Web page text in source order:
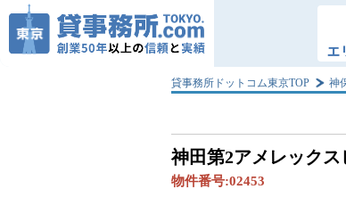
エ
貸事務所ドットコム東京TOP 神
神田第2アメレックス
物件番号:02453